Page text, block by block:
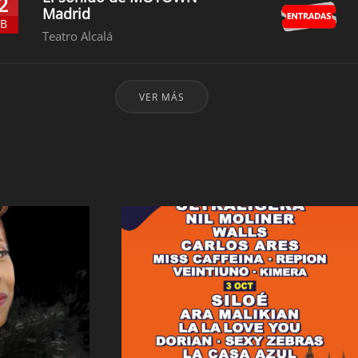
Madrid
Teatro Alcalá
VER MÁS